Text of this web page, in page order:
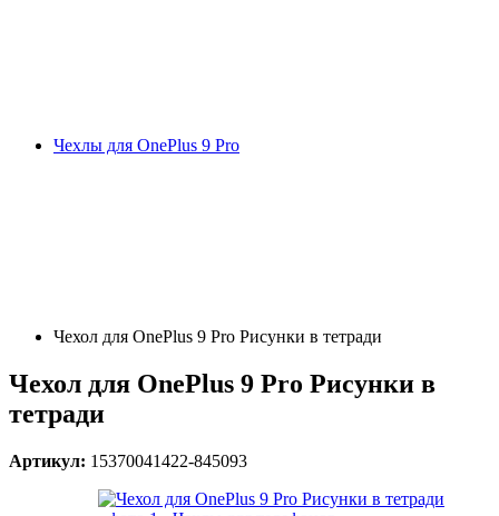
Чехлы для OnePlus 9 Pro
Чехол для OnePlus 9 Pro Рисунки в тетради
Чехол для OnePlus 9 Pro Рисунки в
тетради
Артикул: 15370041422-845093